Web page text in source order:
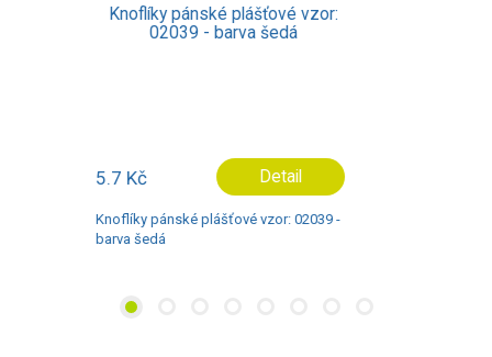
Knoflíky pánské plášťové vzor:
09992 - barva červená
3.3 Kč Detail
Knoflíky pánské plášťové vzor: 09992 -
barva červená